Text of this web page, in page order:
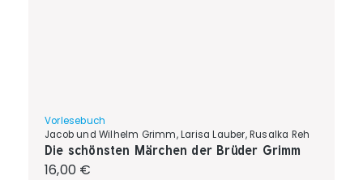
Vorlesebuch
Jacob und Wilhelm Grimm, Larisa Lauber, Rusalka Reh
Die schönsten Märchen der Brüder Grimm
Regulärer Preis:
16,00 €